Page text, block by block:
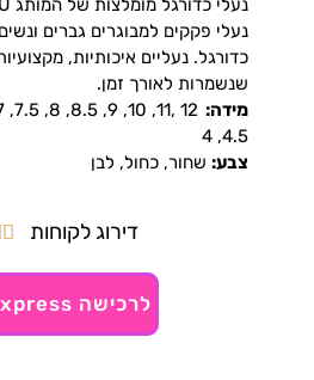
נעלי פקקים למבוגרים גברים
כדורגל. נעליים איכותיות,
שנשמרות לאורך זמן.
מידה:
4.5, 4
צבע: שחור, כחול, לבן
דירוג לקוחות 
לרכישה aliexpress